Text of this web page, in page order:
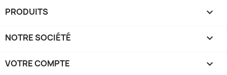
PRODUITS 
NOTRE SOCIÉTÉ 
VOTRE COMPTE 